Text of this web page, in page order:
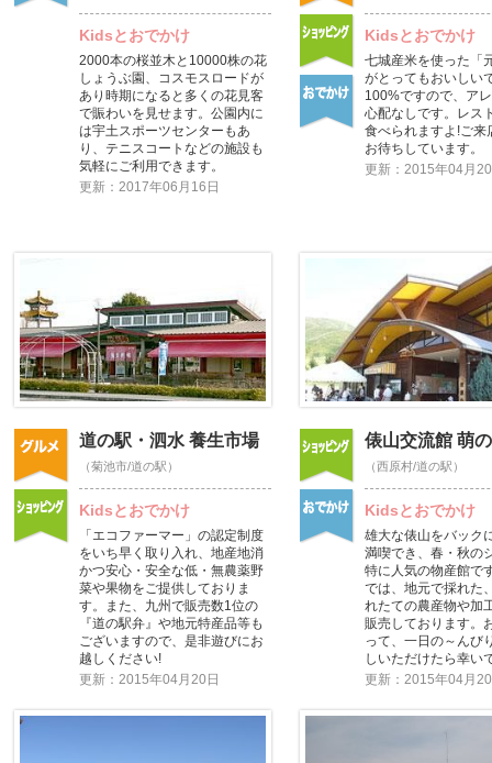
Kidsとおでかけ
2000本の桜並木と10000株の花
しょうぶ園、コスモスロードが
あり時期になると多くの花見客
で賑わいを見せます。公園内に
は宇土スポーツセンターもあ
り、テニスコートなどの施設も
気軽にご利用できます。
更新：2017年06月16日
Kidsとおでかけ
七城産米を使った「
がとってもおいしい
100%ですので、ア
心配なしです。レス
食べられますよ!ご来
お待ちしています。
更新：2015年04月
道の駅・泗水 養生市場
（菊池市/道の駅）
Kidsとおでかけ
「エコファーマー」の認定制度
をいち早く取り入れ、地産地消
かつ安心・安全な低・無農薬野
菜や果物をご提供しておりま
す。また、九州で販売数1位の
『道の駅弁』や地元特産品等も
ございますので、是非遊びにお
越しください!
更新：2015年04月20日
俵山交流館 萌
（西原村/道の駅）
Kidsとおでかけ
雄大な俵山をバック
満喫でき、春・秋の
特に人気の物産館で
では、地元で採れた
れたての農産物や加
販売しております。
って、一日の～んび
しいただけたら幸い
更新：2015年04月